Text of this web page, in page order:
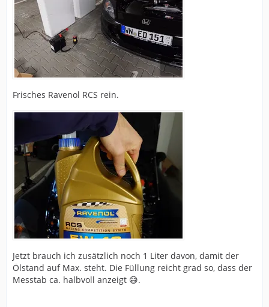
Frisches Ravenol RCS rein.
Jetzt brauch ich zusätzlich noch 1 Liter davon, damit der
Ölstand auf Max. steht. Die Füllung reicht grad so, dass der
Messtab ca. halbvoll anzeigt 😅.